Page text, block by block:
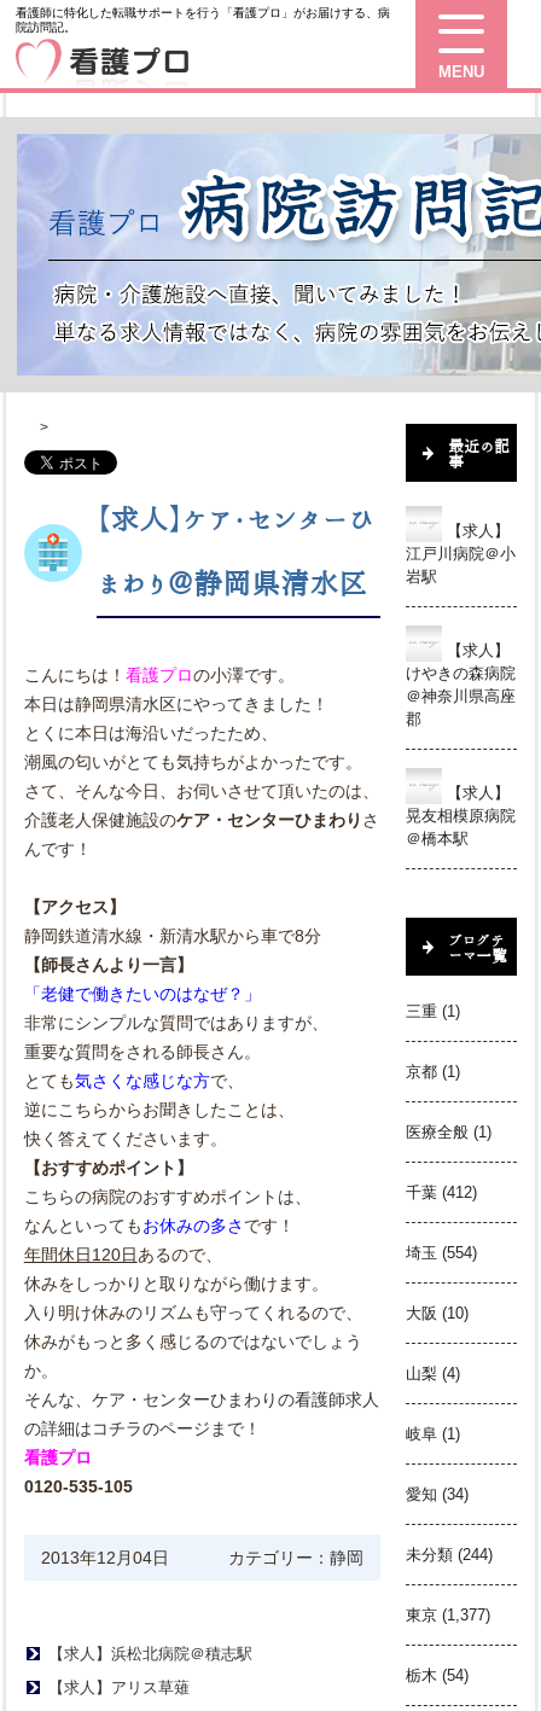
看護師に特化した転職サポートを行う「看護プロ」がお届けする、病
院訪問記。
MENU
>
【求人】ケア・センターひ
まわり＠静岡県清水区
こんにちは！ 看護プロの小澤です。
本日は静岡県清水区にやってきました！
とくに本日は海沿いだったため、
潮風の匂いがとても気持ちがよかったです。
さて、そんな今日、お伺いさせて頂いたのは、
介護老人保健施設のケア・センターひまわり さ
んです！
【アクセス】
静岡鉄道清水線・新清水駅から車で8分
【師長さんより一言】
「老健で働きたいのはなぜ？」
非常にシンプルな質問ではありますが、
重要な質問をされる師長さん。
とても気さくな感じな方で、
逆にこちらからお聞きしたことは、
快く答えてくださいます。
【おすすめポイント】
こちらの病院のおすすめポイントは、
なんといってもお休みの多さ です！
年間休日120日あるので、
休みをしっかりと取りながら働けます。
入り明け休みのリズムも守ってくれるので、
休みがもっと多く感じるのではないでしょう
か。
そんな、ケア・センターひまわりの看護師求人
の詳細はコチラのページまで！
看護プロ
0120-535-105
2013年12月04日 カテゴリー： 静岡
【求人】浜松北病院＠積志駅
【求人】アリス草薙
最近の記
事
【求人】
江戸川病院＠小
岩駅
【求人】
けやきの森病院
＠神奈川県高座
郡
【求人】
晃友相模原病院
＠橋本駅
ブログテ
ーマ一覧
三重(1)
京都(1)
医療全般(1)
千葉(412)
埼玉 (554)
大阪 (10)
山梨(4)
岐阜(1)
愛知 (34)
未分類(244)
東京(1,377)
栃木 (54)